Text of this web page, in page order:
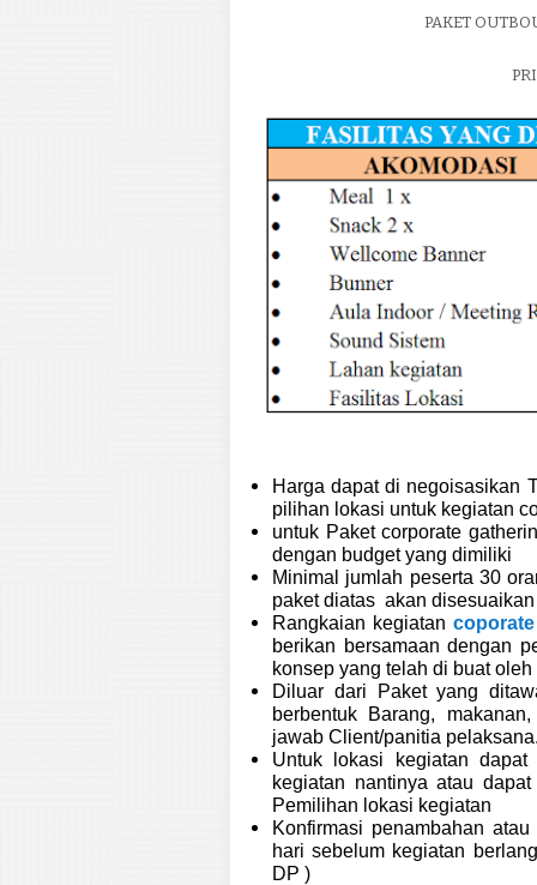
PAKET
Harga dapat di negoisasikan
pilihan lokasi untuk kegiatan
untuk Paket corporate
dengan budget yang dimiliki
Minimal jumlah peserta 30
paket diatas akan
Rangkaian kegiatan
berikan bersamaan dengan
konsep yang telah di buat
Diluar dari Paket yang
berbentuk Barang,
jawab Client/panitia
Untuk lokasi kegiatan
kegiatan nantinya atau
Pemilihan lokasi kegiatan
Konfirmasi penambahan
hari sebelum kegiatan
DP )